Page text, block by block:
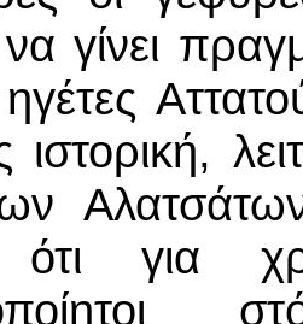
γίνει
ιστορική,
ότι για